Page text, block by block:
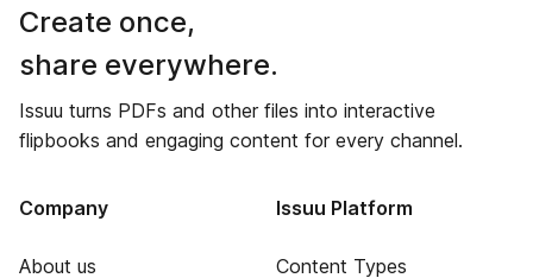
Create once,
share everywhere.
Issuu turns PDFs and other files into interactive
flipbooks and engaging content for every channel.
Company
About us
Issuu Platform
Content Types